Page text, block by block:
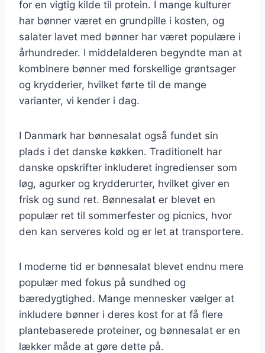
for en vigtig kilde til protein. I mange kulturer
har bønner været en grundpille i kosten, og
salater lavet med bønner har været populære i
århundreder. I middelalderen begyndte man at
kombinere bønner med forskellige grøntsager
og krydderier, hvilket førte til de mange
varianter, vi kender i dag.
I Danmark har bønnesalat også fundet sin
plads i det danske køkken. Traditionelt har
danske opskrifter inkluderet ingredienser som
løg, agurker og krydderurter, hvilket giver en
frisk og sund ret. Bønnesalat er blevet en
populær ret til sommerfester og picnics, hvor
den kan serveres kold og er let at transportere.
I moderne tid er bønnesalat blevet endnu mere
populær med fokus på sundhed og
bæredygtighed. Mange mennesker vælger at
inkludere bønner i deres kost for at få flere
plantebaserede proteiner, og bønnesalat er en
lækker måde at gøre dette på.